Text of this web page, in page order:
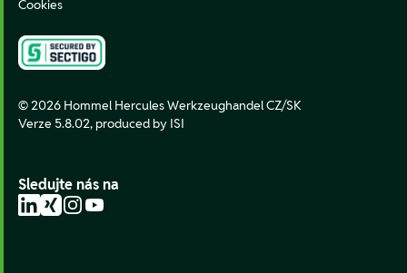
Cookies
© 2026 Hommel Hercules Werkzeughandel CZ/SK
Verze 5.8.02, produced by ISI
Sledujte nás na
LinkedIn
XingInstagram
YouTube